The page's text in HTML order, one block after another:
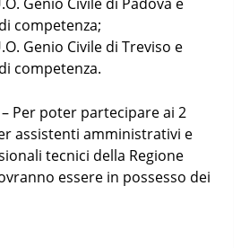
competenza;
Genio Civile di Treviso e
competenza.
– Per poter partecipare ai 2
assistenti amministrativi e
tecnici della Regione
essere in possesso dei